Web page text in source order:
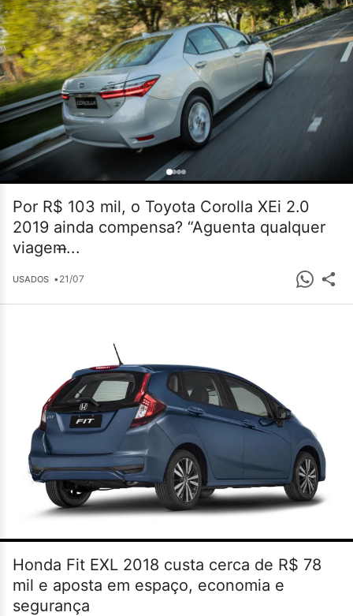
Por R$ 103 mil, o Toyota Corolla XEi 2.0
2019 ainda compensa? “Aguenta qualquer
viagem̶...
USADOS •21/07
Honda Fit EXL 2018 custa cerca de R$ 78
mil e aposta em espaço, economia e
segurança